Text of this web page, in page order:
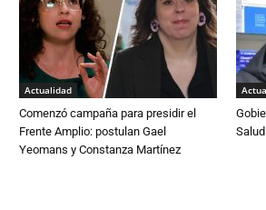
Actualidad
Comenzó campaña para presidir el
Frente Amplio: postulan Gael
Yeomans y Constanza Martínez